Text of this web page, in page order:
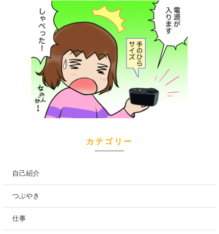
カテゴリー
自己紹介
つぶやき
仕事